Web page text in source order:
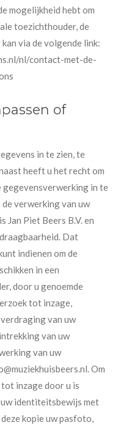
mogelijkheid hebt om
toezichthouder, de
via de volgende link:
nl/contact-met-de-
of
in te zien, te
heeft u het recht om
gegevensverwerking in te
verwerking van uw
Jan Piet Beers B.V. en
Dat
indienen om de
in een
door u genoemde
tot inzage,
van uw
van uw
van uw
Om
inzage door u is
uw identiteitsbewijs met
kopie uw pasfoto,